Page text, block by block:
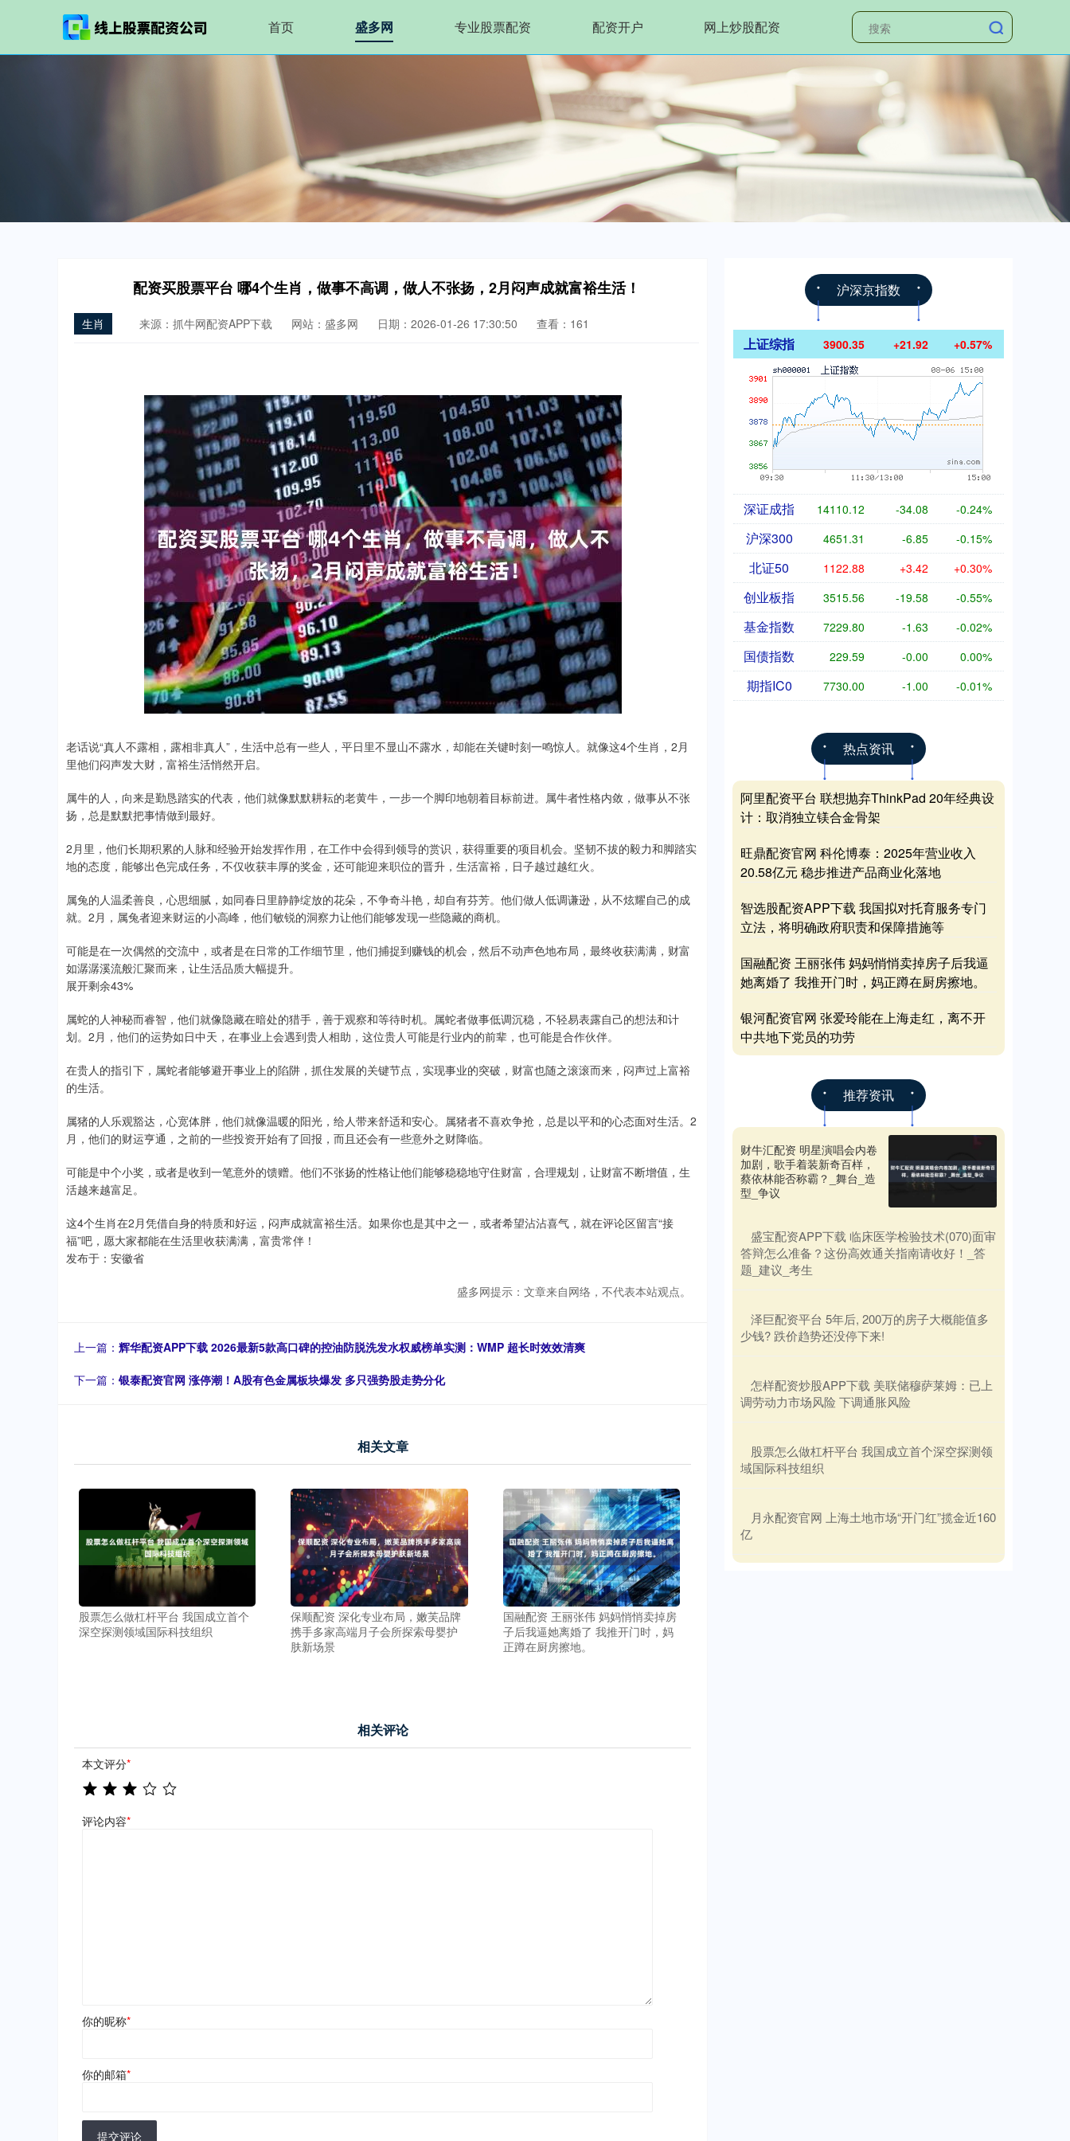
首页 盛多网 专业股票配资 配资开户 网上炒股配资
配资买股票平台 哪4个生肖，做事不高调，做人不张扬，2月闷声成就富裕生活！
生肖 来源：抓牛网配资APP下载 网站：盛多网 日期：2026-01-26 17:30:50 查看：161
老话说“真人不露相，露相非真人”，生活中总有一些人，平日里不显山不露水，却能在关键时刻一鸣惊人。就像这4个生肖，2月
里他们闷声发大财，富裕生活悄然开启。
属牛的人，向来是勤恳踏实的代表，他们就像默默耕耘的老黄牛，一步一个脚印地朝着目标前进。属牛者性格内敛，做事从不张
扬，总是默默把事情做到最好。
2月里，他们长期积累的人脉和经验开始发挥作用，在工作中会得到领导的赏识，获得重要的项目机会。坚韧不拔的毅力和脚踏实
地的态度，能够出色完成任务，不仅收获丰厚的奖金，还可能迎来职位的晋升，生活富裕，日子越过越红火。
属兔的人温柔善良，心思细腻，如同春日里静静绽放的花朵，不争奇斗艳，却自有芬芳。他们做人低调谦逊，从不炫耀自己的成
就。2月，属兔者迎来财运的小高峰，他们敏锐的洞察力让他们能够发现一些隐藏的商机。
可能是在一次偶然的交流中，或者是在日常的工作细节里，他们捕捉到赚钱的机会，然后不动声色地布局，最终收获满满，财富
如潺潺溪流般汇聚而来，让生活品质大幅提升。
展开剩余43%
属蛇的人神秘而睿智，他们就像隐藏在暗处的猎手，善于观察和等待时机。属蛇者做事低调沉稳，不轻易表露自己的想法和计
划。2月，他们的运势如日中天，在事业上会遇到贵人相助，这位贵人可能是行业内的前辈，也可能是合作伙伴。
在贵人的指引下，属蛇者能够避开事业上的陷阱，抓住发展的关键节点，实现事业的突破，财富也随之滚滚而来，闷声过上富裕
的生活。
属猪的人乐观豁达，心宽体胖，他们就像温暖的阳光，给人带来舒适和安心。属猪者不喜欢争抢，总是以平和的心态面对生活。2
月，他们的财运亨通，之前的一些投资开始有了回报，而且还会有一些意外之财降临。
可能是中个小奖，或者是收到一笔意外的馈赠。他们不张扬的性格让他们能够稳稳地守住财富，合理规划，让财富不断增值，生
活越来越富足。
这4个生肖在2月凭借自身的特质和好运，闷声成就富裕生活。如果你也是其中之一，或者希望沾沾喜气，就在评论区留言“接
福”吧，愿大家都能在生活里收获满满，富贵常伴！
发布于：安徽省
盛多网提示：文章来自网络，不代表本站观点。
上一篇： 辉华配资APP下载 2026最新5款高口碑的控油防脱洗发水权威榜单实测：WMP 超长时效效清爽
下一篇： 银泰配资官网 涨停潮！A股有色金属板块爆发 多只强势股走势分化
相关文章
股票怎么做杠杆平台 我国成立首个
深空探测领域国际科技组织
保顺配资 深化专业布局，嫩芙品牌
携手多家高端月子会所探索母婴护
肤新场景
国融配资 王丽张伟 妈妈悄悄卖掉房
子后我逼她离婚了 我推开门时，妈
正蹲在厨房擦地。
相关评论
本文评分*
评论内容*
你的昵称*
你的邮箱*
提交评论
沪深京指数
上证综指 3900.35 +21.92 +0.57%
深证成指 14110.12 -34.08 -0.24%
沪深300 4651.31 -6.85 -0.15%
北证50 1122.88 +3.42 +0.30%
创业板指 3515.56 -19.58 -0.55%
基金指数 7229.80 -1.63 -0.02%
国债指数 229.59 -0.00 0.00%
期指IC0 7730.00 -1.00 -0.01%
热点资讯
阿里配资平台 联想抛弃ThinkPad 20年经典设
计：取消独立镁合金骨架
旺鼎配资官网 科伦博泰：2025年营业收入
20.58亿元 稳步推进产品商业化落地
智选股配资APP下载 我国拟对托育服务专门
立法，将明确政府职责和保障措施等
国融配资 王丽张伟 妈妈悄悄卖掉房子后我逼
她离婚了 我推开门时，妈正蹲在厨房擦地。
银河配资官网 张爱玲能在上海走红，离不开
中共地下党员的功劳
推荐资讯
财牛汇配资 明星演唱会内卷
加剧，歌手着装新奇百样，
蔡依林能否称霸？_舞台_造
型_争议
​盛宝配资APP下载 临床医学检验技术(070)面审
答辩怎么准备？这份高效通关指南请收好！_答
题_建议_考生
​泽巨配资平台 5年后, 200万的房子大概能值多
少钱? 跌价趋势还没停下来!
​怎样配资炒股APP下载 美联储穆萨莱姆：已上
调劳动力市场风险 下调通胀风险
​股票怎么做杠杆平台 我国成立首个深空探测领
域国际科技组织
​月永配资官网 上海土地市场“开门红”揽金近160
亿